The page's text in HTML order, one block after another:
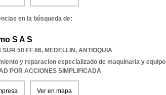
en la búsqueda de:
S A S
SUR 50 FF 86, MEDELLIN, ANTIOQUIA
y reparacion especializado de maquinaria y equipo
POR ACCIONES SIMPLIFICADA
Ver en mapa